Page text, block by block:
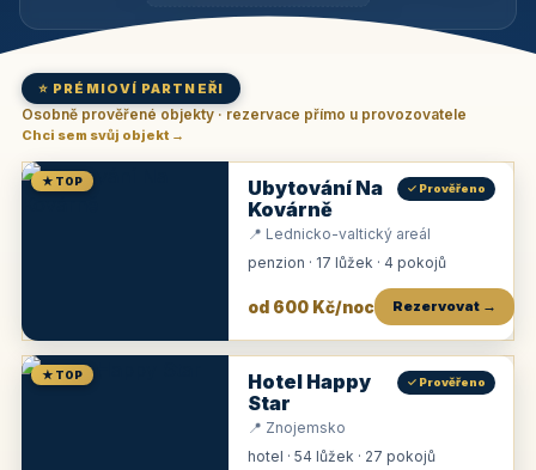
⭐ PRÉMIOVÍ PARTNEŘI
Osobně prověřené objekty · rezervace přímo u provozovatele
Chci sem svůj objekt →
★ TOP
Ubytování Na
Kovárně
✓ Prověřeno
📍 Lednicko-valtický areál
penzion · 17 lůžek · 4 pokojů
od 600 Kč/noc Rezervovat →
★ TOP
Hotel Happy
Star
✓ Prověřeno
📍 Znojemsko
hotel · 54 lůžek · 27 pokojů